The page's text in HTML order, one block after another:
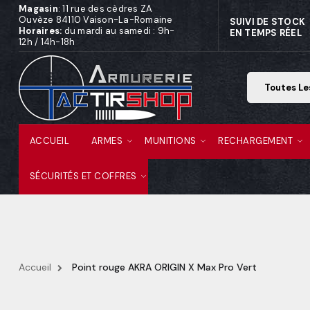
Magasin: 11 rue des cèdres ZA
Ouvèze 84110 Vaison-La-Romaine
Horaires: du mardi au samedi : 9h-
12h / 14h-18h
SUIVI DE STOCK
EN TEMPS RÉEL
ACCUEIL ARMES MUNITIONS RECHARGEMENT
SÉCURITÉS ET COFFRES
Accueil Point rouge AKRA ORIGIN X Max Pro Vert